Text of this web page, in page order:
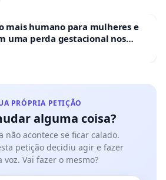
mais humano para mulheres e
uma perda gestacional nos
PRÓPRIA PETIÇÃO
alguma coisa?
não acontece se ficar calado.
petição decidiu agir e fazer
voz. Vai fazer o mesmo?